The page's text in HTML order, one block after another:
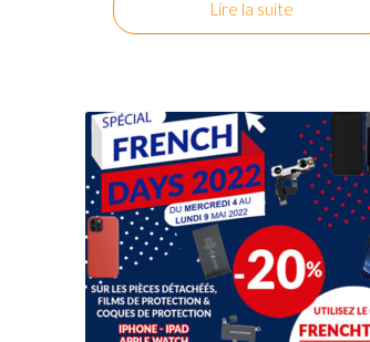
Lire la suite